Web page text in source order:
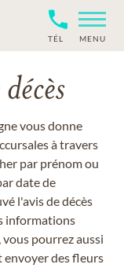
TÉL MENU
vous donne
à travers
par prénom ou
date de
l'avis de décès
informations
pourrez aussi
envoyer des fleurs